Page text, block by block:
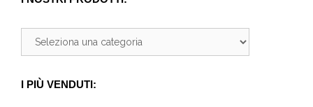
I PIÙ VENDUTI: